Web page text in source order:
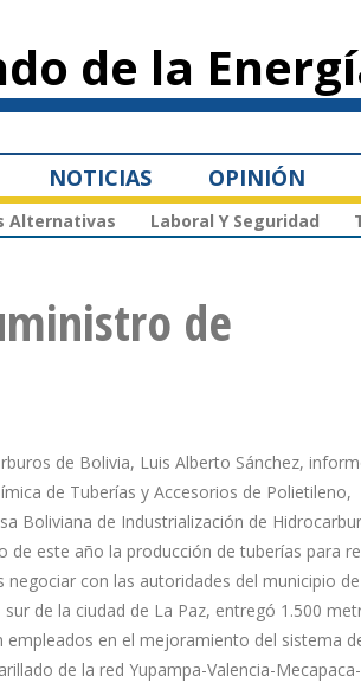
principal
de la
NOTICIAS OPINIÓN
Alternativas Laboral Y Seguridad
de
de Bolivia, Luis Alberto Sánchez,
de Tuberías y Accesorios de Polietileno,
Boliviana de Industrialización de
de este año la producción de tuberías para
negociar con las autoridades del municipio de
de la ciudad de La Paz, entregó 1.500
empleados en el mejoramiento del sistema
de la red Yupampa-Valencia-